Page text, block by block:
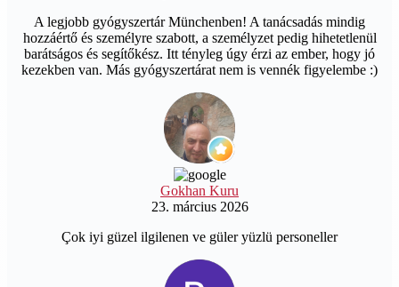
A legjobb gyógyszertár Münchenben! A tanácsadás mindig
hozzáértő és személyre szabott, a személyzet pedig hihetetlenül
barátságos és segítőkész. Itt tényleg úgy érzi az ember, hogy jó
kezekben van. Más gyógyszertárat nem is vennék figyelembe :)
Gokhan Kuru
23. március 2026
Çok iyi güzel ilgilenen ve güler yüzlü personeller